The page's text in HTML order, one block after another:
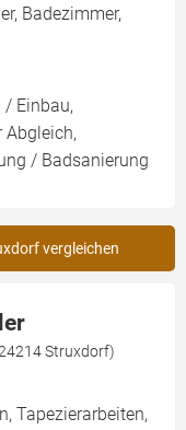
Badezimmer,
/ Einbau,
Abgleich,
/ Badsanierung
vergleichen
Struxdorf)
Tapezierarbeiten,